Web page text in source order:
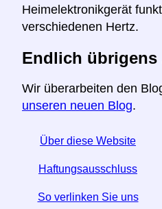
Heimelektronikgerät
verschiedenen Hertz.
Endlich übrigens
Wir überarbeiten den
unseren neuen Blog.
Über diese Website
Haftungsausschluss
So verlinken Sie uns